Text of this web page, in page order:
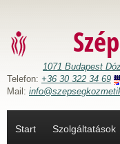
1071 Budapest
Telefon: +36 30 322 34 69
Mail:
Start Szolgáltatások